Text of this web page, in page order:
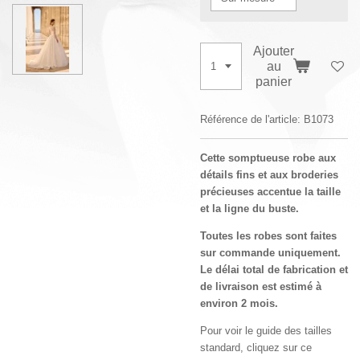
Ajouter
au
panier
Référence de l'article: B1073
Cette somptueuse robe aux
détails fins et aux broderies
précieuses accentue la taille
et la ligne du buste.
Toutes les robes sont faites
sur commande uniquement.
Le délai total de fabrication et
de livraison est estimé à
environ 2 mois.
Pour voir le guide des tailles
standard, cliquez sur ce